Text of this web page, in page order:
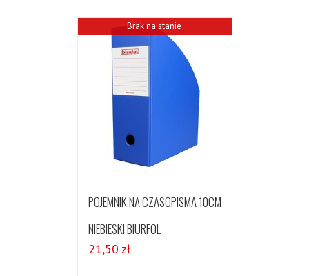
Brak na stanie
POJEMNIK NA CZASOPISMA 10CM
NIEBIESKI BIURFOL
21,50 zł